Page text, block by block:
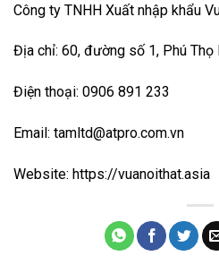
Công ty TNHH Xuất nhập khẩu
Địa chỉ: 60, đường số 1, Phú Thọ
Điện thoại: 0906 891 233
Email: tamltd@atpro.com.vn
Website: https://vuanoithat.asia